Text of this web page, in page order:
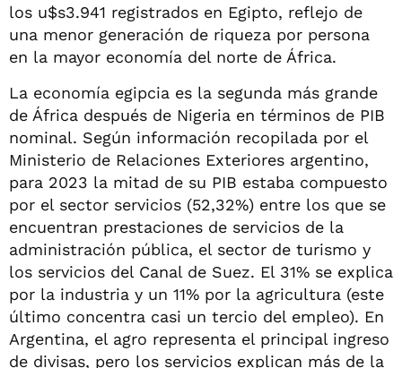
los u$s3.941 registrados en Egipto, reflejo de
una menor generación de riqueza por persona
en la mayor economía del norte de África.
La economía egipcia es la segunda más grande
de África después de Nigeria en términos de PIB
nominal. Según información recopilada por el
Ministerio de Relaciones Exteriores argentino,
para 2023 la mitad de su PIB estaba compuesto
por el sector servicios (52,32%) entre los que se
encuentran prestaciones de servicios de la
administración pública, el sector de turismo y
los servicios del Canal de Suez. El 31% se explica
por la industria y un 11% por la agricultura (este
último concentra casi un tercio del empleo). En
Argentina, el agro representa el principal ingreso
de divisas, pero los servicios explican más de la